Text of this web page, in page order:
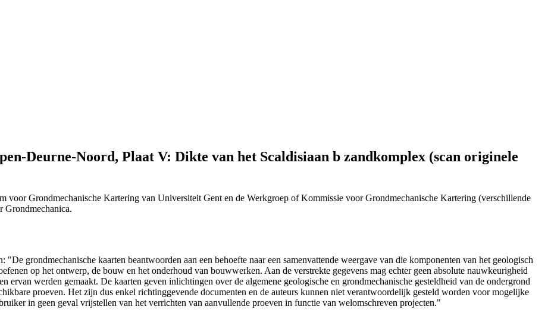
Deurne-Noord, Plaat V: Dikte van het Scaldisiaan b zandkomplex (scan originele
voor Grondmechanische Kartering van Universiteit Gent en de Werkgroep of Kommissie voor Grondmechanische Kartering (verschillende
Grondmechanica.
grondmechanische kaarten beantwoorden aan een behoefte naar een samenvattende weergave van die komponenten van het geologisch
op het ontwerp, de bouw en het onderhoud van bouwwerken. Aan de verstrekte gegevens mag echter geen absolute nauwkeurigheid
ervan werden gemaakt. De kaarten geven inlichtingen over de algemene geologische en grondmechanische gesteldheid van de ondergrond
proeven. Het zijn dus enkel richtinggevende documenten en de auteurs kunnen niet verantwoordelijk gesteld worden voor mogelijke
in geen geval vrijstellen van het verrichten van aanvullende proeven in functie van welomschreven projecten."